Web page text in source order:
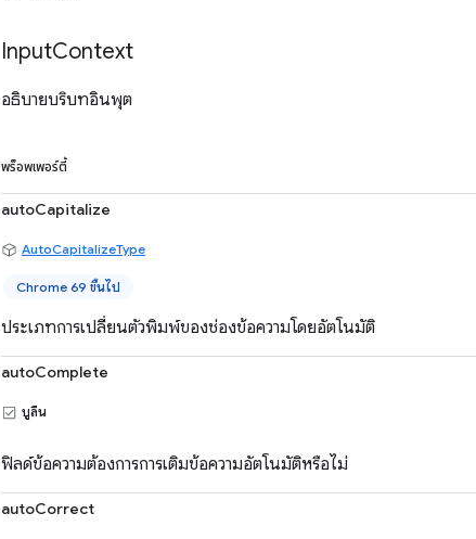
InputContext
อธิบายบริบทอินพุต
พร็อพเพอร์ตี้
autoCapitalize
AutoCapitalizeType
Chrome 69 ขึ้นไป
ประเภทการเปลี่ยนตัวพิมพ์ของช่องข้อความโดยอัตโนมัติ
autoComplete
บูลีน
ฟิลด์ข้อความต้องการการเติมข้อความอัตโนมัติหรือไม่
autoCorrect